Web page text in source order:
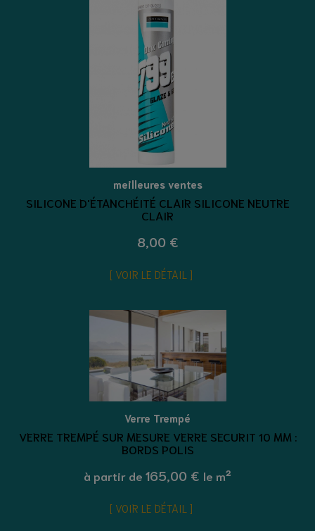
meilleures ventes
SILICONE D'ÉTANCHÉITÉ CLAIR SILICONE NEUTRE
CLAIR
8,00 €
VOIR LE DÉTAIL
Verre Trempé
VERRE TREMPÉ SUR MESURE VERRE SECURIT 10 MM :
BORDS POLIS
à partir de 165,00 € le m²
VOIR LE DÉTAIL